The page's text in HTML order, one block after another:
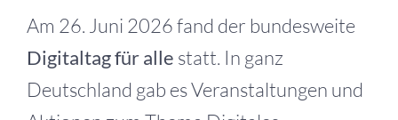
Am 26. Juni 2026 fand der bundesweite
Digitaltag für alle statt. In ganz
Deutschland gab es Veranstaltungen und